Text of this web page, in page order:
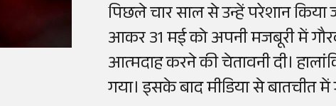
पिछले चार साल से उन्हें परेशान किया
आकर 31 मई को अपनी मजबूरी में
आत्मदाह करने की चेतावनी दी।
गया। इसके बाद मीडिया से बातचीत